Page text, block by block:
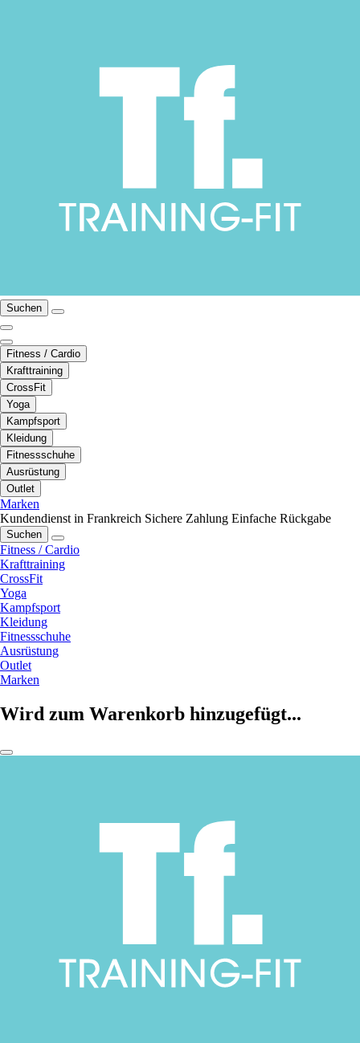
Suchen
Fitness / Cardio
Krafttraining
CrossFit
Yoga
Kampfsport
Kleidung
Fitnessschuhe
Ausrüstung
Outlet
Marken
Kundendienst in Frankreich Sichere Zahlung Einfache Rückgabe
Suchen
Fitness / Cardio
Krafttraining
CrossFit
Yoga
Kampfsport
Kleidung
Fitnessschuhe
Ausrüstung
Outlet
Marken
Wird zum Warenkorb hinzugefügt...